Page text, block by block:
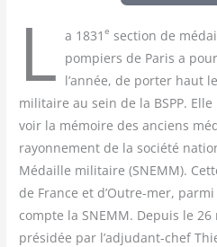
L a 1831e sec­tion de
pom­piers de Paris a
l’année, de por­ter haut
mili­taire au sein de la BSPP.
voir la mémoire des anciens
rayon­ne­ment de la socié­té
Médaille mili­taire (SNEMM).
de France et d’Outre-mer,
compte la SNEMM. Depuis le
pré­si­dée par l’adjudant-chef